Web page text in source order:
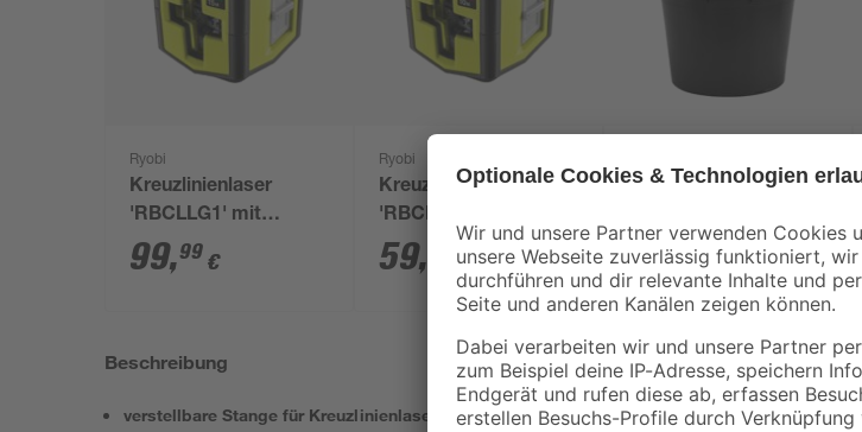
Ryobi
Kreuzlinienlaser
'RBCLLG1' mit
Halterung
99,99 €
Ryobi
Kreuzlinienlaser
'RBCLLR1' mit
Halterung
59, €
Baueimer 12 l
1,49€ 1,69 €
Beschreibung
verstellbare Stange für Kreuzlinienlaser von Ryobi